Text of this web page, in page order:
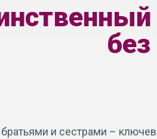
и сестрами –